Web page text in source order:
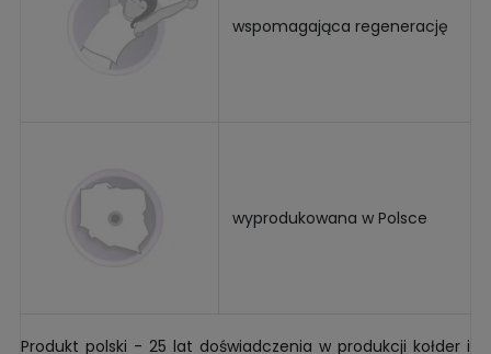
wspomagająca regenerację
wyprodukowana w Polsce
Produkt polski - 25 lat doświadczenia w produkcji kołder i